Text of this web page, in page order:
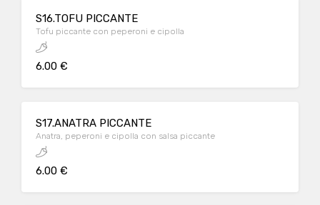
S16.TOFU PICCANTE
Tofu piccante con peperoni e cipolla
6.00 €
S17.ANATRA PICCANTE
Anatra, peperoni e cipolla con salsa piccante
6.00 €